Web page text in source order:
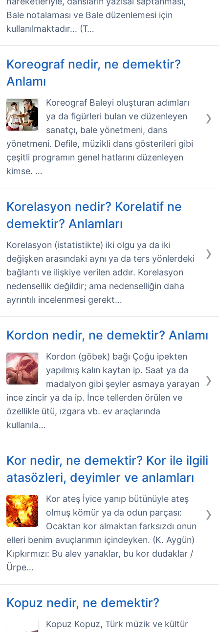
Bale notalaması ve Bale düzenlemesi için
kullanılmaktadır... (T…
Koreograf nedir, ne demektir?
Anlamı
›
Koreograf Baleyi oluşturan adımları
ya da figürleri bulan ve düzenleyen
sanatçı, bale yönetmeni, dans
yönetmeni. Defile, müzikli dans gösterileri gibi
çeşitli programın genel hatlarını düzenleyen
kimse. …
Korelasyon nedir? Korelatif ne
demektir? Anlamları
›
Korelasyon (istatistikte) iki olgu ya da iki
değişken arasındaki aynı ya da ters yönlerdeki
bağlantı ve ilişkiye verilen addır. Korelasyon
nedensellik değildir; ama nedenselliğin daha
ayrıntılı incelenmesi gerekt…
Kordon nedir, ne demektir? Anlamı
›
Kordon (göbek) bağı Çoğu ipekten
yapılmış kalın kaytan ip. Saat ya da
madalyon gibi şeyler asmaya yarayan
ince zincir ya da ip. İnce tellerden örülen ve
özellikle ütü, ızgara vb. ev araçlarında
kullanıla…
Kor nedir, ne demektir? Kor ile ilgili
atasözleri, deyimler ve anlamları
›
Kor ateş İyice yanıp bütünüyle ateş
olmuş kömür ya da odun parçası:
Ocaktan kor almaktan farksızdı onun
elleri benim avuçlarımın içindeyken. (K. Aygün)
Kıpkırmızı: Bu alev yanaklar, bu kor dudaklar /
Ürpe…
Kopuz nedir, ne demektir?
Kopuz Kopuz, Türk müzik ve kültür